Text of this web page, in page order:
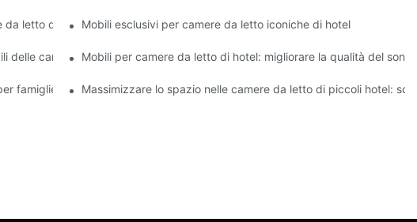
da letto dell'hotel per gli ospiti moderni
Mobili esclusivi per camere da letto iconiche di hotel
delle camere da letto degli hotel
Mobili per camere da letto di hotel: migliorare la qualità del
famiglie Massimizzare lo spazio nelle camere da letto di piccoli hotel: